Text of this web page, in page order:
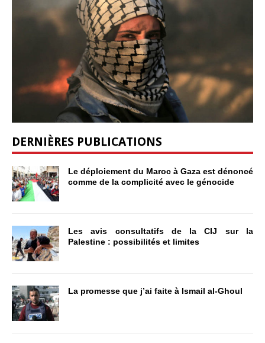
DERNIÈRES PUBLICATIONS
Le déploiement du Maroc à Gaza est dénoncé
comme de la complicité avec le génocide
Les avis consultatifs de la CIJ sur la
Palestine : possibilités et limites
La promesse que j’ai faite à Ismail al-Ghoul